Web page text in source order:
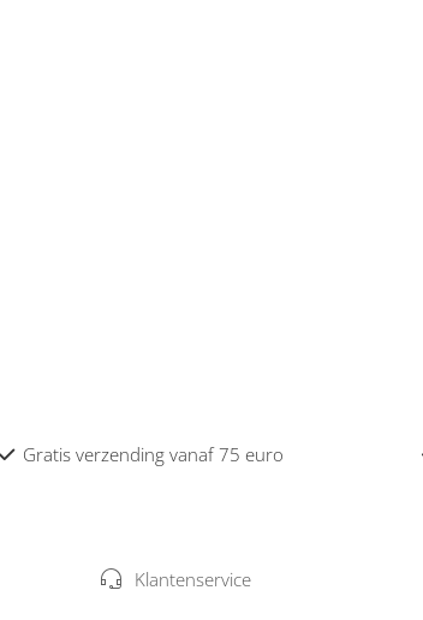
Gratis verzending vanaf 75 euro
Klantenservice